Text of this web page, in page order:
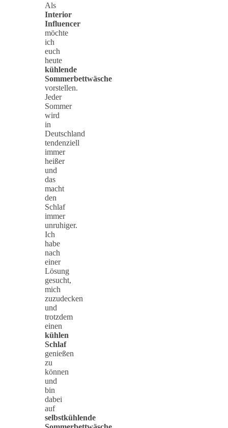
Als
Interior
Influencer
möchte
ich
euch
heute
kühlende
Sommerbettwäsche
vorstellen.
Jeder
Sommer
wird
in
Deutschland
tendenziell
immer
heißer
und
das
macht
den
Schlaf
immer
unruhiger.
Ich
habe
nach
einer
Lösung
gesucht,
mich
zuzudecken
und
trotzdem
einen
kühlen
Schlaf
genießen
zu
können
und
bin
dabei
auf
selbstkühlende